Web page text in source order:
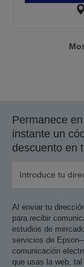
Permanece
instante un
descuento en
Al enviar tu
para recibir
estudios de
servicios de
comunicación
que usas la web,